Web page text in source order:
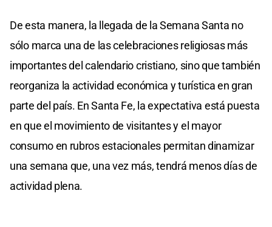
De esta manera, la llegada de la Semana Santa no
sólo marca una de las celebraciones religiosas más
importantes del calendario cristiano, sino que también
reorganiza la actividad económica y turística en gran
parte del país. En Santa Fe, la expectativa está puesta
en que el movimiento de visitantes y el mayor
consumo en rubros estacionales permitan dinamizar
una semana que, una vez más, tendrá menos días de
actividad plena.